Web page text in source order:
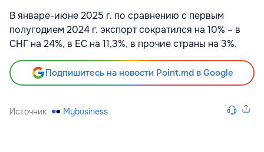
В январе-июне 2025 г. по сравнению с первым
полугодием 2024 г. экспорт сократился на 10% – в
СНГ на 24%, в ЕС на 11,3%, в прочие страны на 3%.
Подпишитесь на новости Point.md в Google
Источник Mybusiness